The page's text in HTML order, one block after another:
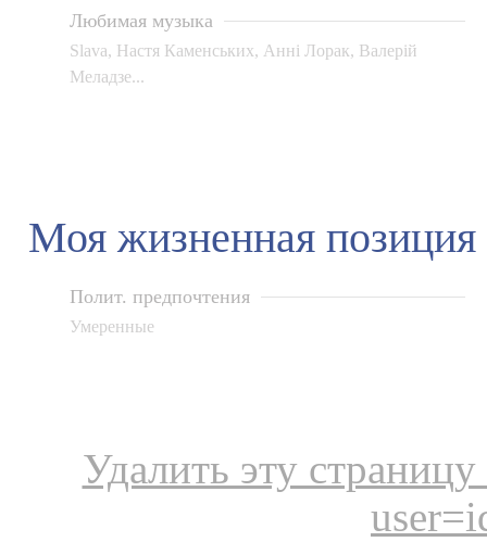
Любимая музыка
Slava, Настя Каменських, Анні Лорак, Валерій
Меладзе...
Моя жизненная позиция
Полит. предпочтения
Умеренные
Удалить эту